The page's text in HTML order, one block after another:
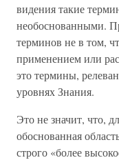
видения такие
необоснованными.
терминов не в том,
применением или
это термины,
уровнях Знания.
Это не значит, что,
обоснованная
строго «более